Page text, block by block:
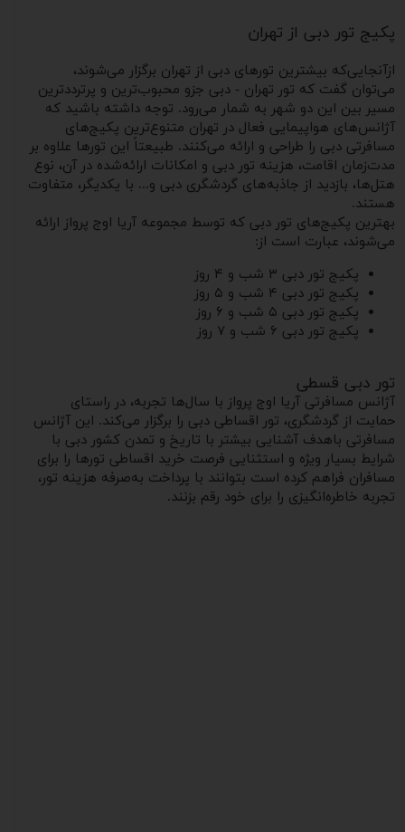
پکیج تور دبی از تهران
ازآنجایی‌که بیشترین تورهای دبی از تهران برگزار می‌شوند،
می‌توان گفت که تور تهران - دبی جزو محبوب‌ترین و پرترددترین
مسیر بین این دو شهر به شمار می‌رود. توجه داشته باشید که
آژانس‌های هواپیمایی فعال در تهران متنوع‌ترین پکیج‌های
مسافرتی دبی را طراحی و ارائه می‌کنند. طبیعتاً این تورها علاوه بر
مدت‌زمان اقامت، هزینه تور دبی و امکانات ارائه‌شده در آن، نوع
هتل‌ها، بازدید از جاذبه‌های گردشگری دبی و... با یکدیگر، متفاوت
هستند.
بهترین پکیج‌های تور دبی که توسط مجموعه آریا اوج پرواز ارائه
می‌شوند، عبارت است از:
پکیج تور دبی ۳ شب و ۴ روز
پکیج تور دبی ۴ شب و ۵ روز
پکیج تور دبی ۵ شب و ۶ روز
پکیج تور دبی ۶ شب و ۷ روز
تور دبی قسطی
آژانس مسافرتی آریا اوج پرواز با سال‌ها تجربه، در راستای
حمایت از گردشگری، تور اقساطی دبی را برگزار می‌کند. این آژانس
مسافرتی باهدف آشنایی بیشتر با تاریخ و تمدن کشور دبی با
شرایط بسیار ویژه و استثنایی فرصت خرید اقساطی تورها را برای
مسافران فراهم کرده است بتوانند با پرداخت به‌صرفه هزینه تور،
تجربه خاطره‌انگیزی را برای خود رقم بزنند.